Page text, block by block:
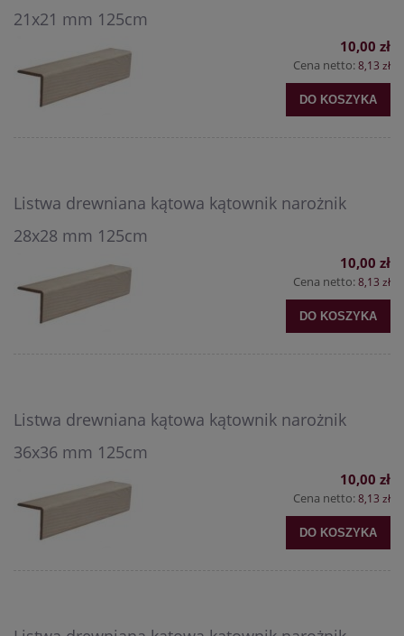
21x21 mm 125cm
10,00 zł
Cena netto:8,13 zł
DO KOSZYKA
Listwa drewniana kątowa kątownik narożnik
28x28 mm 125cm
10,00 zł
Cena netto:8,13 zł
DO KOSZYKA
Listwa drewniana kątowa kątownik narożnik
36x36 mm 125cm
10,00 zł
Cena netto:8,13 zł
DO KOSZYKA